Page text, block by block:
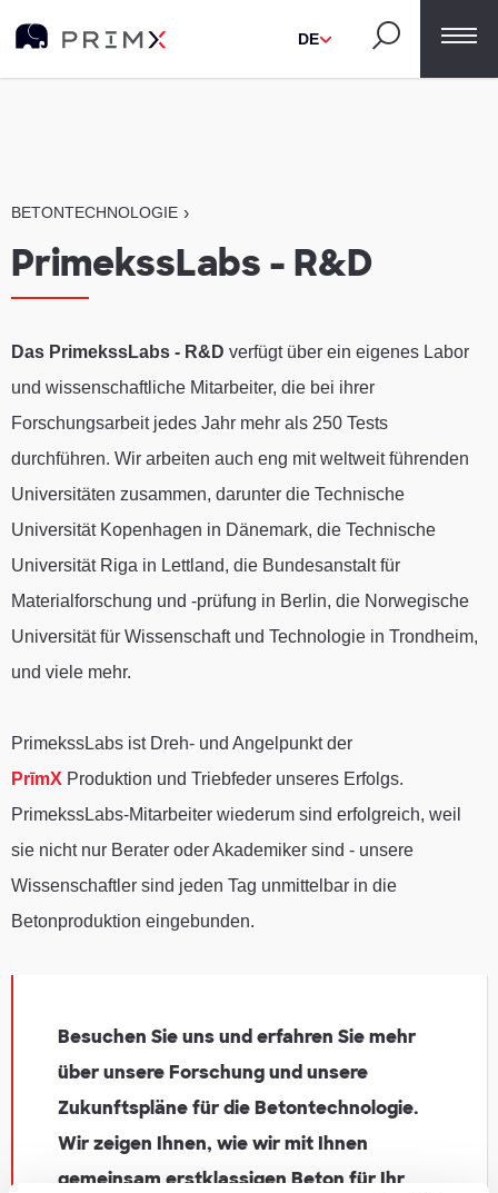
DE
BETONTECHNOLOGIE ›
PrimekssLabs - R&D
Das PrimekssLabs - R&D verfügt über ein eigenes Labor
und wissenschaftliche Mitarbeiter, die bei ihrer
Forschungsarbeit jedes Jahr mehr als 250 Tests
durchführen. Wir arbeiten auch eng mit weltweit führenden
Universitäten zusammen, darunter die Technische
Universität Kopenhagen in Dänemark, die Technische
Universität Riga in Lettland, die Bundesanstalt für
Materialforschung und -prüfung in Berlin, die Norwegische
Universität für Wissenschaft und Technologie in Trondheim,
und viele mehr.
PrimekssLabs ist Dreh- und Angelpunkt der
PrīmX Produktion und Triebfeder unseres Erfolgs.
PrimekssLabs-Mitarbeiter wiederum sind erfolgreich, weil
sie nicht nur Berater oder Akademiker sind - unsere
Wissenschaftler sind jeden Tag unmittelbar in die
Betonproduktion eingebunden.
Besuchen Sie uns und erfahren Sie mehr
über unsere Forschung und unsere
Zukunftspläne für die Betontechnologie.
Wir zeigen Ihnen, wie wir mit Ihnen
gemeinsam erstklassigen Beton für Ihr